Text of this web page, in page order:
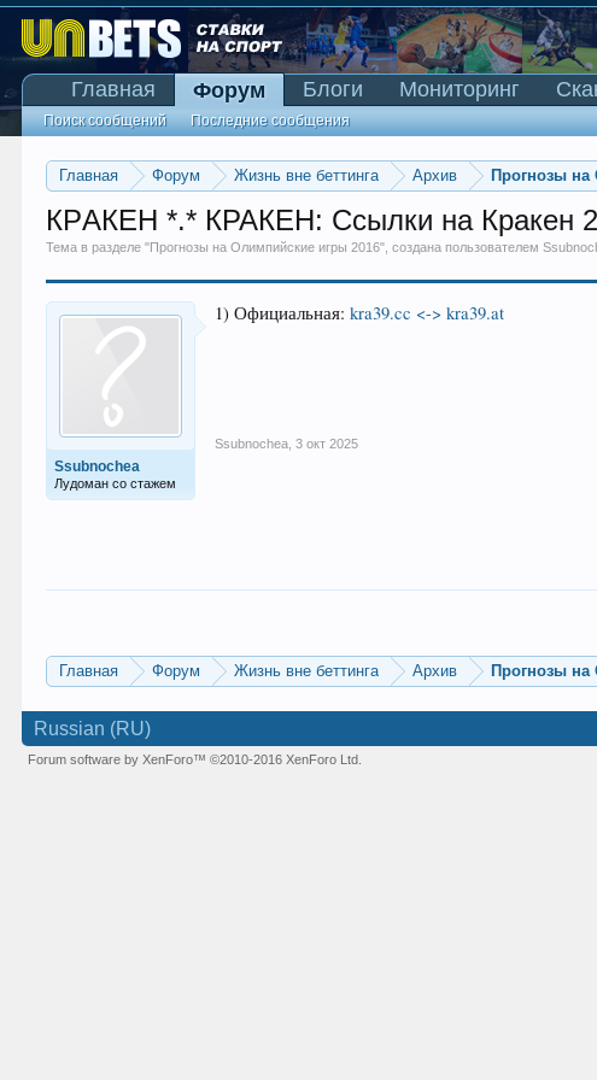
Главная Форум Жизнь вне беттинга Архив Прогнозы на
КPАКЕН *.* КРАКEН: Ссылки на Кракeн
Тема в разделе "Прогнозы на Олимпийские игры 2016", создана пользователем
Ssubnochea
Лудоман со стажем
1) Официальная:kra39.cc <-> kra39.at
Ssubnochea 3 окт 2025
Главная Форум Жизнь вне беттинга Архив Прогнозы на
Главная Форум
Поиск сообщений Последние сообщения
Блоги Мониторинг
Russian (RU)
Forum software by XenForo™©2010-2016 XenForo Ltd.